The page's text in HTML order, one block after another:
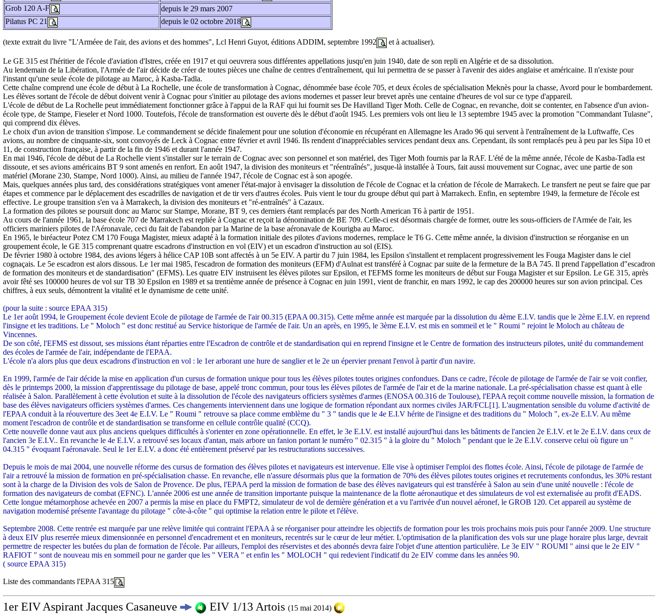
Grob 120 A-F
depuis le 29 mars 2007
Pilatus PC 21
depuis le 02 octobre 2018
(texte extrait du livre "L'Arméee de l'air, des avions et des hommes", Lcl Henri Guyot, éditions ADDIM, septembre 1992 et à actualiser).
Le GE 315 est l'héritier de l'école d'aviation d'Istres, créée en 1917 et qui oeuvrera sous différentes appellations jusqu'en juin 1940, date de son repli en Algérie et de sa dissolution.
Au lendemain de la Libération, l'Armée de l'air décide de créer de toutes pièces une chaîne de centres d'entraînement, qui lui permettra de se passer à l'avenir des aides anglaise et américaine. Il n'existe pour
l'instant qu'une seule école de pilotage au Maroc, à Kasba-Tadla.
Cette chaîne comprend une école de début à La Rochelle, une école de transformation à Cognac, dénommée base école 705, et deux écoles de spécialisation Meknès pour la chasse, Avord pour le bombardement.
Les élèves sortant de l'école de début doivent venir à Cognac pour s'initier au pilotage des avions modernes et passer leur brevet après une centaine d'heures de vol sur ce type d'appareil.
L'école de début de La Rochelle peut immédiatement fonctionner grâce à l'appui de la RAF qui lui fournit ses De Havilland Tiger Moth. Celle de Cognac, en revanche, doit se contenter, en l'absence d'un avion-
école type, de Stampe, Fieseler et Nord 1000. Toutefois, l'école de transformation est ouverte dès le début d'août 1945. Les premiers vols ont lieu le 13 septembre 1945 avec la promotion "Commandant Tulasne",
qui comprend dix élèves.
Le choix d'un avion de transition s'impose. Le commandement se décide finalement pour une solution d'économie en récupérant en Allemagne les Arado 96 qui servent à l'entraînement de la Luftwaffe, Ces
avions, au nombre de cinquante-six, sont convoyés de Leck à Cognac entre février et avril 1946. Ils rendent d'inappréciables services pendant deux ans. Cependant, ils sont remplacés peu à peu par les Sipa 10 et
11, de construction française, à partir de la fin de 1946 et durant l'année 1947.
En mai 1946, l'école de début de La Rochelle vient s'installer sur le terrain de Cognac avec son personnel et son matériel, des Tiger Moth fournis par la RAF. L'été de la même année, l'école de Kasba-Tadla est
dissoute, et ses avions américains BT 9 sont amenés en renfort. En août 1947, la division des moniteurs et "réentraînés", jusque-là installée à Tours, fait aussi mouvement sur Cognac, avec une partie de son
matériel (Morane 230, Stampe, Nord 1000). Ainsi, au milieu de l'année 1947, l'école de Cognac est à son apogée.
Mais, quelques années plus tard, des considérations stratégiques vont amener l'état-major à envisager la dissolution de l'école de Cognac et la création de l'école de Marrakech. Le transfert ne peut se faire que par
étapes et commence par le déplacement des escadrilles de navigation et de tir vers d'autres écoles. Puis vient le tour du groupe début qui part à Marrakech. Enfin, en septembre 1949, la fermeture de l'école est
effective. Le groupe transition s'en va à Marrakech, la division des moniteurs et "ré-entraînés" à Cazaux.
La formation des pilotes se poursuit donc au Maroc sur Stampe, Morane, BT 9, ces derniers étant remplacés par des North American T6 à partir de 1951.
Au cours de l'année 1961, la base école 707 de Marrakech est repliée à Cognac et reçoit la dénomination de BE 709. Celle-ci est désormais chargée de former, outre les sous-officiers de l'Armée de l'air, les
officiers mariniers pilotes de l'Aéronavale, ceci du fait de l'abandon par la Marine de la base aéronavale de Kourigba au Maroc.
En 1965, le biréacteur Potez CM 170 Fouga Magister, mieux adapté à la formation initiale des pilotes d'avions modernes, remplace le T6 G. Cette même année, la division d'instruction se réorganise en un
groupement école, le GE 315 comprenant quatre escadrons d'instruction en vol (EIV) et un escadron d'instruction au sol (EIS).
De février 1980 à octobre 1984, des avions légers à hélice CAP 10B sont affectés à un 5e EIV. A partir du 7 juin 1984, les Epsilon s'installent et remplacent progressivement les Fouga Magister dans le ciel
cognaçais. Le 5e escadron est alors dissous. Le 1er mai 1985, l'escadron de formation des moniteurs (EFM) d'Aulnat est transféré à Cognac par suite de la fermeture de la BA 745. Il prend l'appellation d"escadron
de formation des moniteurs et de standardisation" (EFMS). Les quatre EIV instruisent les élèves pilotes sur Epsilon, et I'EFMS forme les moniteurs de début sur Fouga Magister et sur Epsilon. Le GE 315, après
avoir fêté ses 100000 heures de vol sur TB 30 Epsilon en 1989 et sa trentième année de présence à Cognac en juin 1991, vient de franchir, en mars 1992, le cap des 200000 heures sur son avion principal. Ces
chiffres, à eux seuls, démontrent la vitalité et le dynamisme de cette unité.
(pour la suite : source EPAA 315)
Le 1er août 1994, le Groupement école devient Ecole de pilotage de l'armée de l'air 00.315 (EPAA 00.315). Cette même année est marquée par la dissolution du 4ème E.I.V. tandis que le 2ème E.I.V. en reprend
l'insigne et les traditions. Le " Moloch " est donc restitué au Service historique de l'armée de l'air. Un an après, en 1995, le 3ème E.I.V. est mis en sommeil et le " Roumi " rejoint le Moloch au château de
Vincennes.
De son côté, l'EFMS est dissout, ses missions étant réparties entre l'Escadron de contrôle et de standardisation qui en reprend l'insigne et le Centre de formation des instructeurs pilotes, unité du commandement
des écoles de l'armée de l'air, indépendante de l'EPAA.
L'école n'a alors plus que deux escadrons d'instruction en vol : le 1er arborant une hure de sanglier et le 2e un épervier prenant l'envol à partir d'un navire.
En 1999, l'armée de l'air décide la mise en application d'un cursus de formation unique pour tous les élèves pilotes toutes origines confondues. Dans ce cadre, l'école de pilotage de l'armée de l'air se voit confier,
dès le printemps 2000, la mission d'apprentissage du pilotage de base, appelé tronc commun, pour tous les élèves pilotes de l'armée de l'air et de la marine nationale. La pré-spécialisation chasse est quant à elle
réalisée à Salon. Parallèlement à cette évolution et suite à la dissolution de l'école des navigateurs officiers systèmes d'armes (ENOSA 00.316 de Toulouse), l'EPAA reçoit comme nouvelle mission, la formation de
base des élèves navigateurs officiers systèmes d'armes. Ces changements interviennent dans une logique de formation répondant aux normes civiles JAR/FCL[1]. L'augmentation sensible du volume d'activité de
l'EPAA conduit à la réouverture des 3eet 4e E.I.V. Le " Roumi " retrouve sa place comme emblème du " 3 " tandis que le 4e E.I.V hérite de l'insigne et des traditions du " Moloch ", ex-2e E.I.V. Au même
moment l'escadron de contrôle et de standardisation se transforme en cellule contrôle qualité (CCQ).
Cette nouvelle donne vaut aux plus anciens quelques difficultés à s'orienter en zone opérationnelle. En effet, le 3e E.I.V. est installé aujourd'hui dans les bâtiments de l'ancien 2e E.I.V. et le 2e E.I.V. dans ceux de
l'ancien 3e E.I.V.. En revanche le 4e E.I.V. a retrouvé ses locaux d'antan, mais arbore un fanion portant le numéro " 02.315 " à la gloire du " Moloch " pendant que le 2e E.I.V. conserve celui où figure un "
04.315 " évoquant l'aéronavale. Seul le 1er E.I.V. a donc été entièrement préservé par les restructurations successives.
Depuis le mois de mai 2004, une nouvelle réforme des cursus de formation des élèves pilotes et navigateurs est intervenue. Elle vise à optimiser l'emploi des flottes école. Ainsi, l'école de pilotage de l'armée de
l'air a retrouvé la mission de formation en pré-spécialisation chasse. En revanche, elle n'assure désormais plus que la formation de 70% des élèves pilotes toutes origines et recrutements confondus, les 30% restant
sont à la charge de la Division des vols de Salon de Provence. De plus, l'EPAA perd la mission de formation de base des élèves navigateurs qui est transférée à Salon au sein d'une unité nouvelle : l'école de
formation des navigateurs de combat (EFNC). L'année 2006 est une année de transition importante puisque la maintenance de la flotte aéronautique et des simulateurs de vol est externalisée au profit d'EADS.
Cette longue métamorphose achevée en 2007 a permis la mise en place du FMPT2, simulateur de vol de dernière génération et a vu l'arrivée d'un nouvel aéronef, le GROB 120. Cet appareil au système de
navigation modernisé présente l'avantage du pilotage " côte-à-côte " qui optimise la relation entre le pilote et l'élève.
Septembre 2008. Cette rentrée est marquée par une relève limitée qui contraint l'EPAA à se réorganiser pour atteindre les objectifs de formation pour les trois prochains mois puis pour l'année 2009. Une structure
à deux EIV plus reserrée mieux dimensionnée en personnel d'encadrement et en moniteurs, recentrés sur le cœur de leur métier. L'optimisation de la planification des vols sur une plage horaire plus large, devrait
permettre de respecter les butées du plan de formation de l'école. Par ailleurs, l'emploi des réservistes et des abonnés devra faire l'objet d'une attention particulière. Le 3e EIV " ROUMI " ainsi que le 2e EIV "
RAFIOT " sont de nouveau mis en sommeil pour ne garder que les " VERA " et enfin les " MOLOCH " qui redevient l'indicatif du 2e EIV comme dans les années 90.
( source EPAA 315)
Liste des commandants l'EPAA 315
1er EIVAspirant Jacques Casaneuve EIV 1/13 Artois (15 mai 2014)